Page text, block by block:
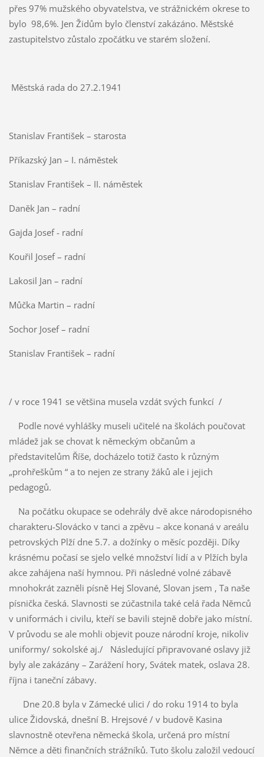
přes 97% mužského obyvatelstva, ve strážnickém okrese to
bylo 98,6%. Jen Židům bylo členství zakázáno. Městské
zastupitelstvo zůstalo zpočátku ve starém složení.
Městská rada do 27.2.1941
Stanislav František – starosta
Příkazský Jan – I. náměstek
Stanislav František – II. náměstek
Daněk Jan – radní
Gajda Josef - radní
Kouřil Josef – radní
Lakosil Jan – radní
Můčka Martin – radní
Sochor Josef – radní
Stanislav František – radní
/ v roce 1941 se většina musela vzdát svých funkcí /
Podle nové vyhlášky museli učitelé na školách poučovat
mládež jak se chovat k německým občanům a
představitelům Říše, docházelo totiž často k různým
„prohřeškům “ a to nejen ze strany žáků ale i jejich
pedagogů.
Na počátku okupace se odehrály dvě akce národopisného
charakteru-Slovácko v tanci a zpěvu – akce konaná v areálu
petrovských Plží dne 5.7. a dožínky o měsíc později. Díky
krásnému počasí se sjelo velké množství lidí a v Plžích byla
akce zahájena naší hymnou. Při následné volné zábavě
mnohokrát zazněli písně Hej Slované, Slovan jsem , Ta naše
písnička česká. Slavnosti se zúčastnila také celá řada Němců
v uniformách i civilu, kteří se bavili stejně dobře jako místní.
V průvodu se ale mohli objevit pouze národní kroje, nikoliv
uniformy/ sokolské aj./ Následující připravované oslavy již
byly ale zakázány – Zarážení hory, Svátek matek, oslava 28.
října i taneční zábavy.
Dne 20.8 byla v Zámecké ulici / do roku 1914 to byla
ulice Židovská, dnešní B. Hrejsové / v budově Kasina
slavnostně otevřena německá škola, určená pro místní
Němce a děti finančních strážníků. Tuto školu založil vedoucí